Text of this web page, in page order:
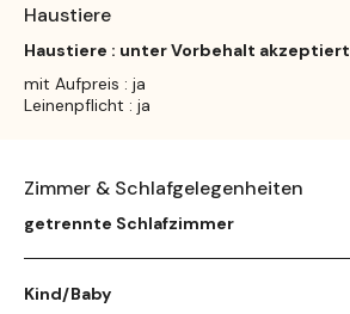
Haustiere
Haustiere : unter Vorbehalt akzeptiert
mit Aufpreis : ja
Leinenpflicht : ja
Zimmer & Schlafgelegenheiten
getrennte Schlafzimmer
Kind/Baby